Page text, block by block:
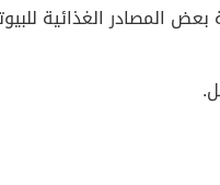
بعض المصادر الغذائية